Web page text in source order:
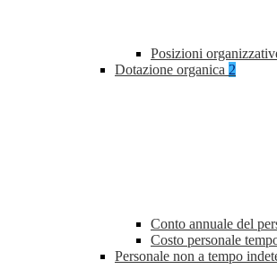
Posizioni
Dotazione organica 2
Conto annuale del
Costo personale
Personale non a tempo